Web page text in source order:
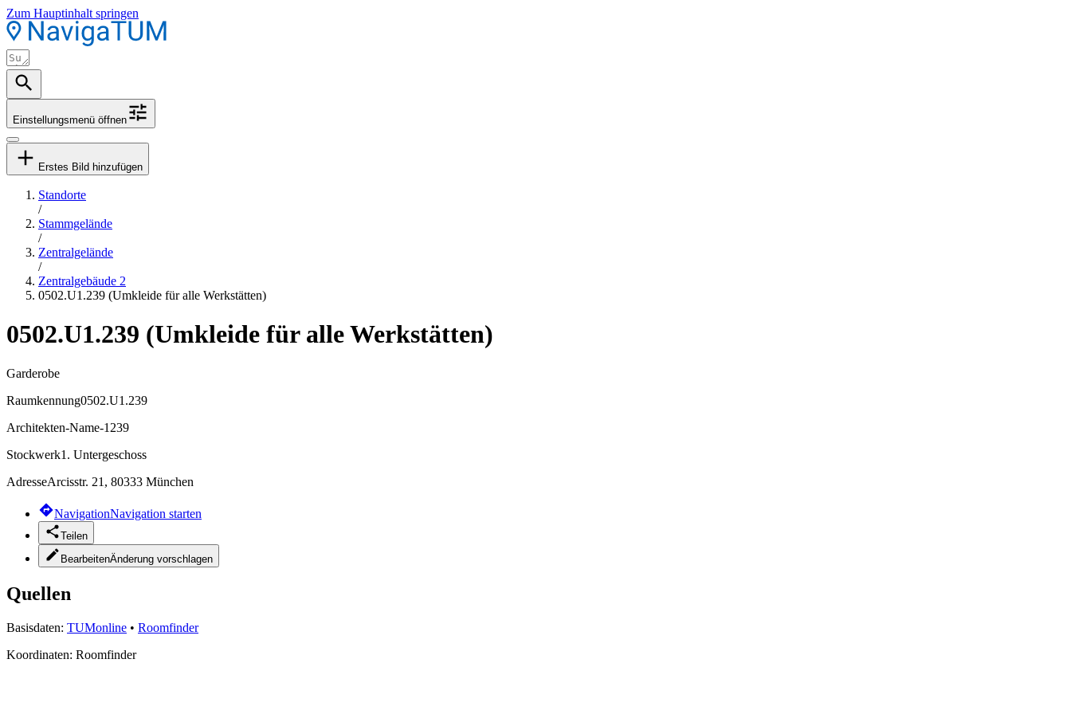
Zum Hauptinhalt springen
Einstellungsmenü öffnen
Erstes Bild hinzufügen
Standorte
/
Stammgelände
/
Zentralgelände
/
Zentralgebäude 2
0502.U1.239 (Umkleide für alle Werkstätten)
0502.U1.239 (Umkleide für alle Werkstätten)
Garderobe
Raumkennung0502.U1.239
Architekten-Name-1239
Stockwerk1. Untergeschoss
AdresseArcisstr. 21, 80333 München
NavigationNavigation starten
Teilen
BearbeitenÄnderung vorschlagen
Quellen
Basisdaten: TUMonline • Roomfinder
Koordinaten: Roomfinder